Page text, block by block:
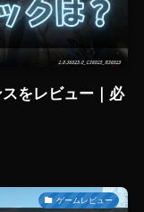
をレビュー｜必
ゲームレビュー